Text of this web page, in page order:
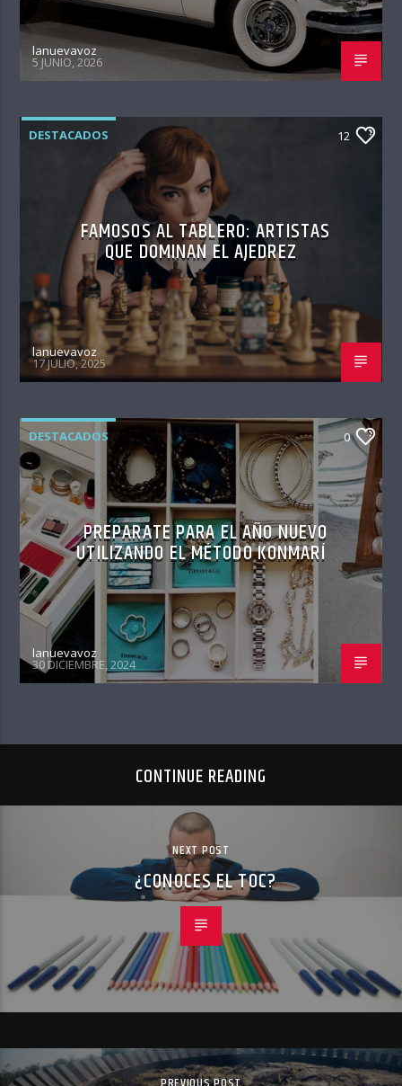
lanuevavoz
5 JUNIO, 2026
DESTACADOS 12
FAMOSOS AL TABLERO: ARTISTAS
QUE DOMINAN EL AJEDREZ
lanuevavoz
17 JULIO, 2025
DESTACADOS 0
PREPARATE PARA EL AÑO NUEVO
UTILIZANDO EL MÉTODO KONMARÍ
lanuevavoz
30 DICIEMBRE, 2024
CONTINUE READING
NEXT POST
¿CONOCES EL TOC?